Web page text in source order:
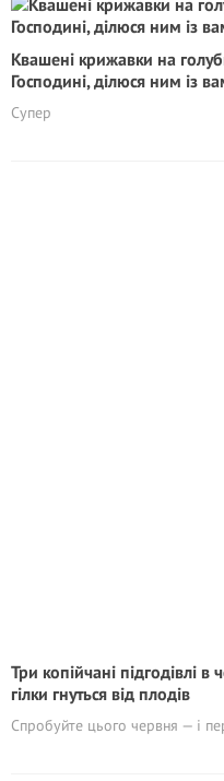
Квашені крижавки на
Господині, ділюся ним із
Супер
Три копійчані підгодівлі
гілки гнуться від плодів
Спробуйте цього червня — і